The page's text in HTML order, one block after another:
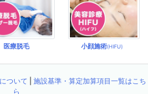
医療脱毛 小顔施術(HIFU)
ついて
施設基準・算定加算項目一覧はこち
ら